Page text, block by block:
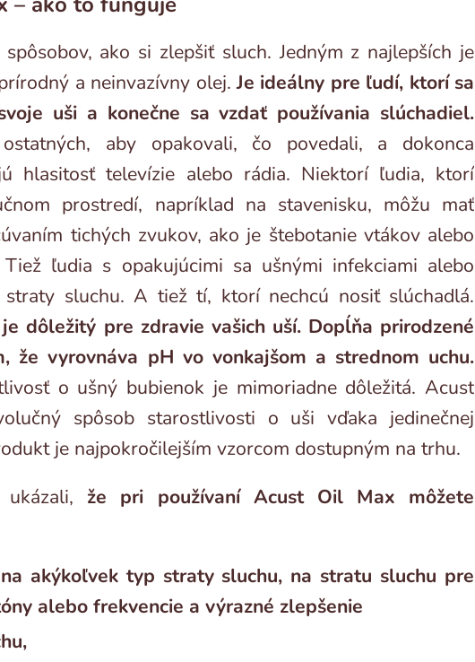
ako si zlepšiť sluch. Jedným z najlepších je
a neinvazívny olej.Je ideálny pre ľudí, ktorí sa
uši a konečne sa vzdať používania slúchadiel.
aby opakovali, čo povedali, a dokonca
hlasitosť televízie alebo rádia. Niektorí ľudia, ktorí
prostredí, napríklad na stavenisku, môžu mať
tichých zvukov, ako je štebotanie vtákov alebo
ľudia s opakujúcimi sa ušnými infekciami alebo
sluchu. A tiež tí, ktorí nechcú nosiť slúchadlá.
dôležitý pre zdravie vašich uší. Dopĺňa prirodzené
že vyrovnáva pH vo vonkajšom a strednom uchu.
o ušný bubienok je mimoriadne dôležitá. Acust
spôsob starostlivosti o uši vďaka jedinečnej
je najpokročilejším vzorcom dostupným na trhu.
že pri používaní Acust Oil Max môžete
akýkoľvek typ straty sluchu, na stratu sluchu pre
alebo frekvencie a výrazné zlepšenie